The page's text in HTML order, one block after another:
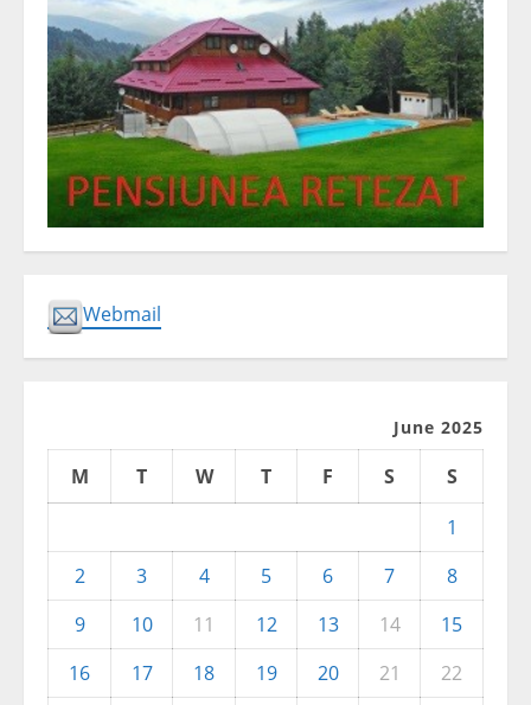
Webmail
June 2025
M T W T F S
S
1
2
3 4 5 6 7
8
9
10 11 12 13 14
15
16
17 18 19 20 21
22